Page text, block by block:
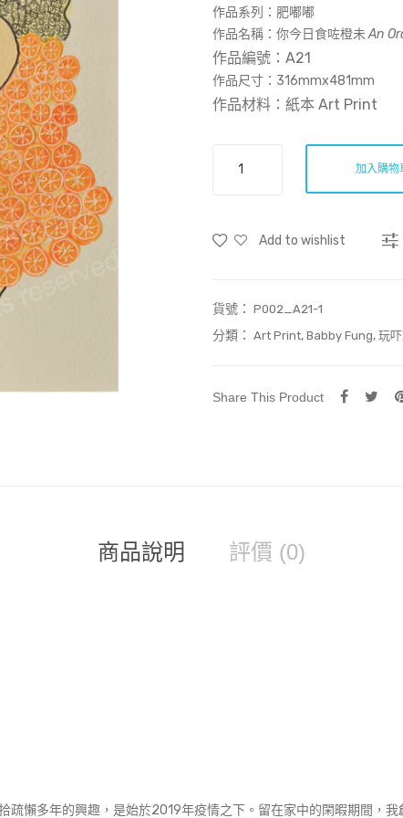
作品系列：肥嘟嘟
作品名稱： 你今日食咗橙未An
作品編號：A21
作品尺寸： 316mmx481mm
作品材料：紙本 Art Print
(Art
量
加入購物
Add to wishlist
貨號： P002_A21-1
分類： Art Print, Babby Fung, 玩
Share This Product
商品說明 評價 (0)
疏懶多年的興趣，是始於2019年疫情之下。留在家中的閑暇期間，我